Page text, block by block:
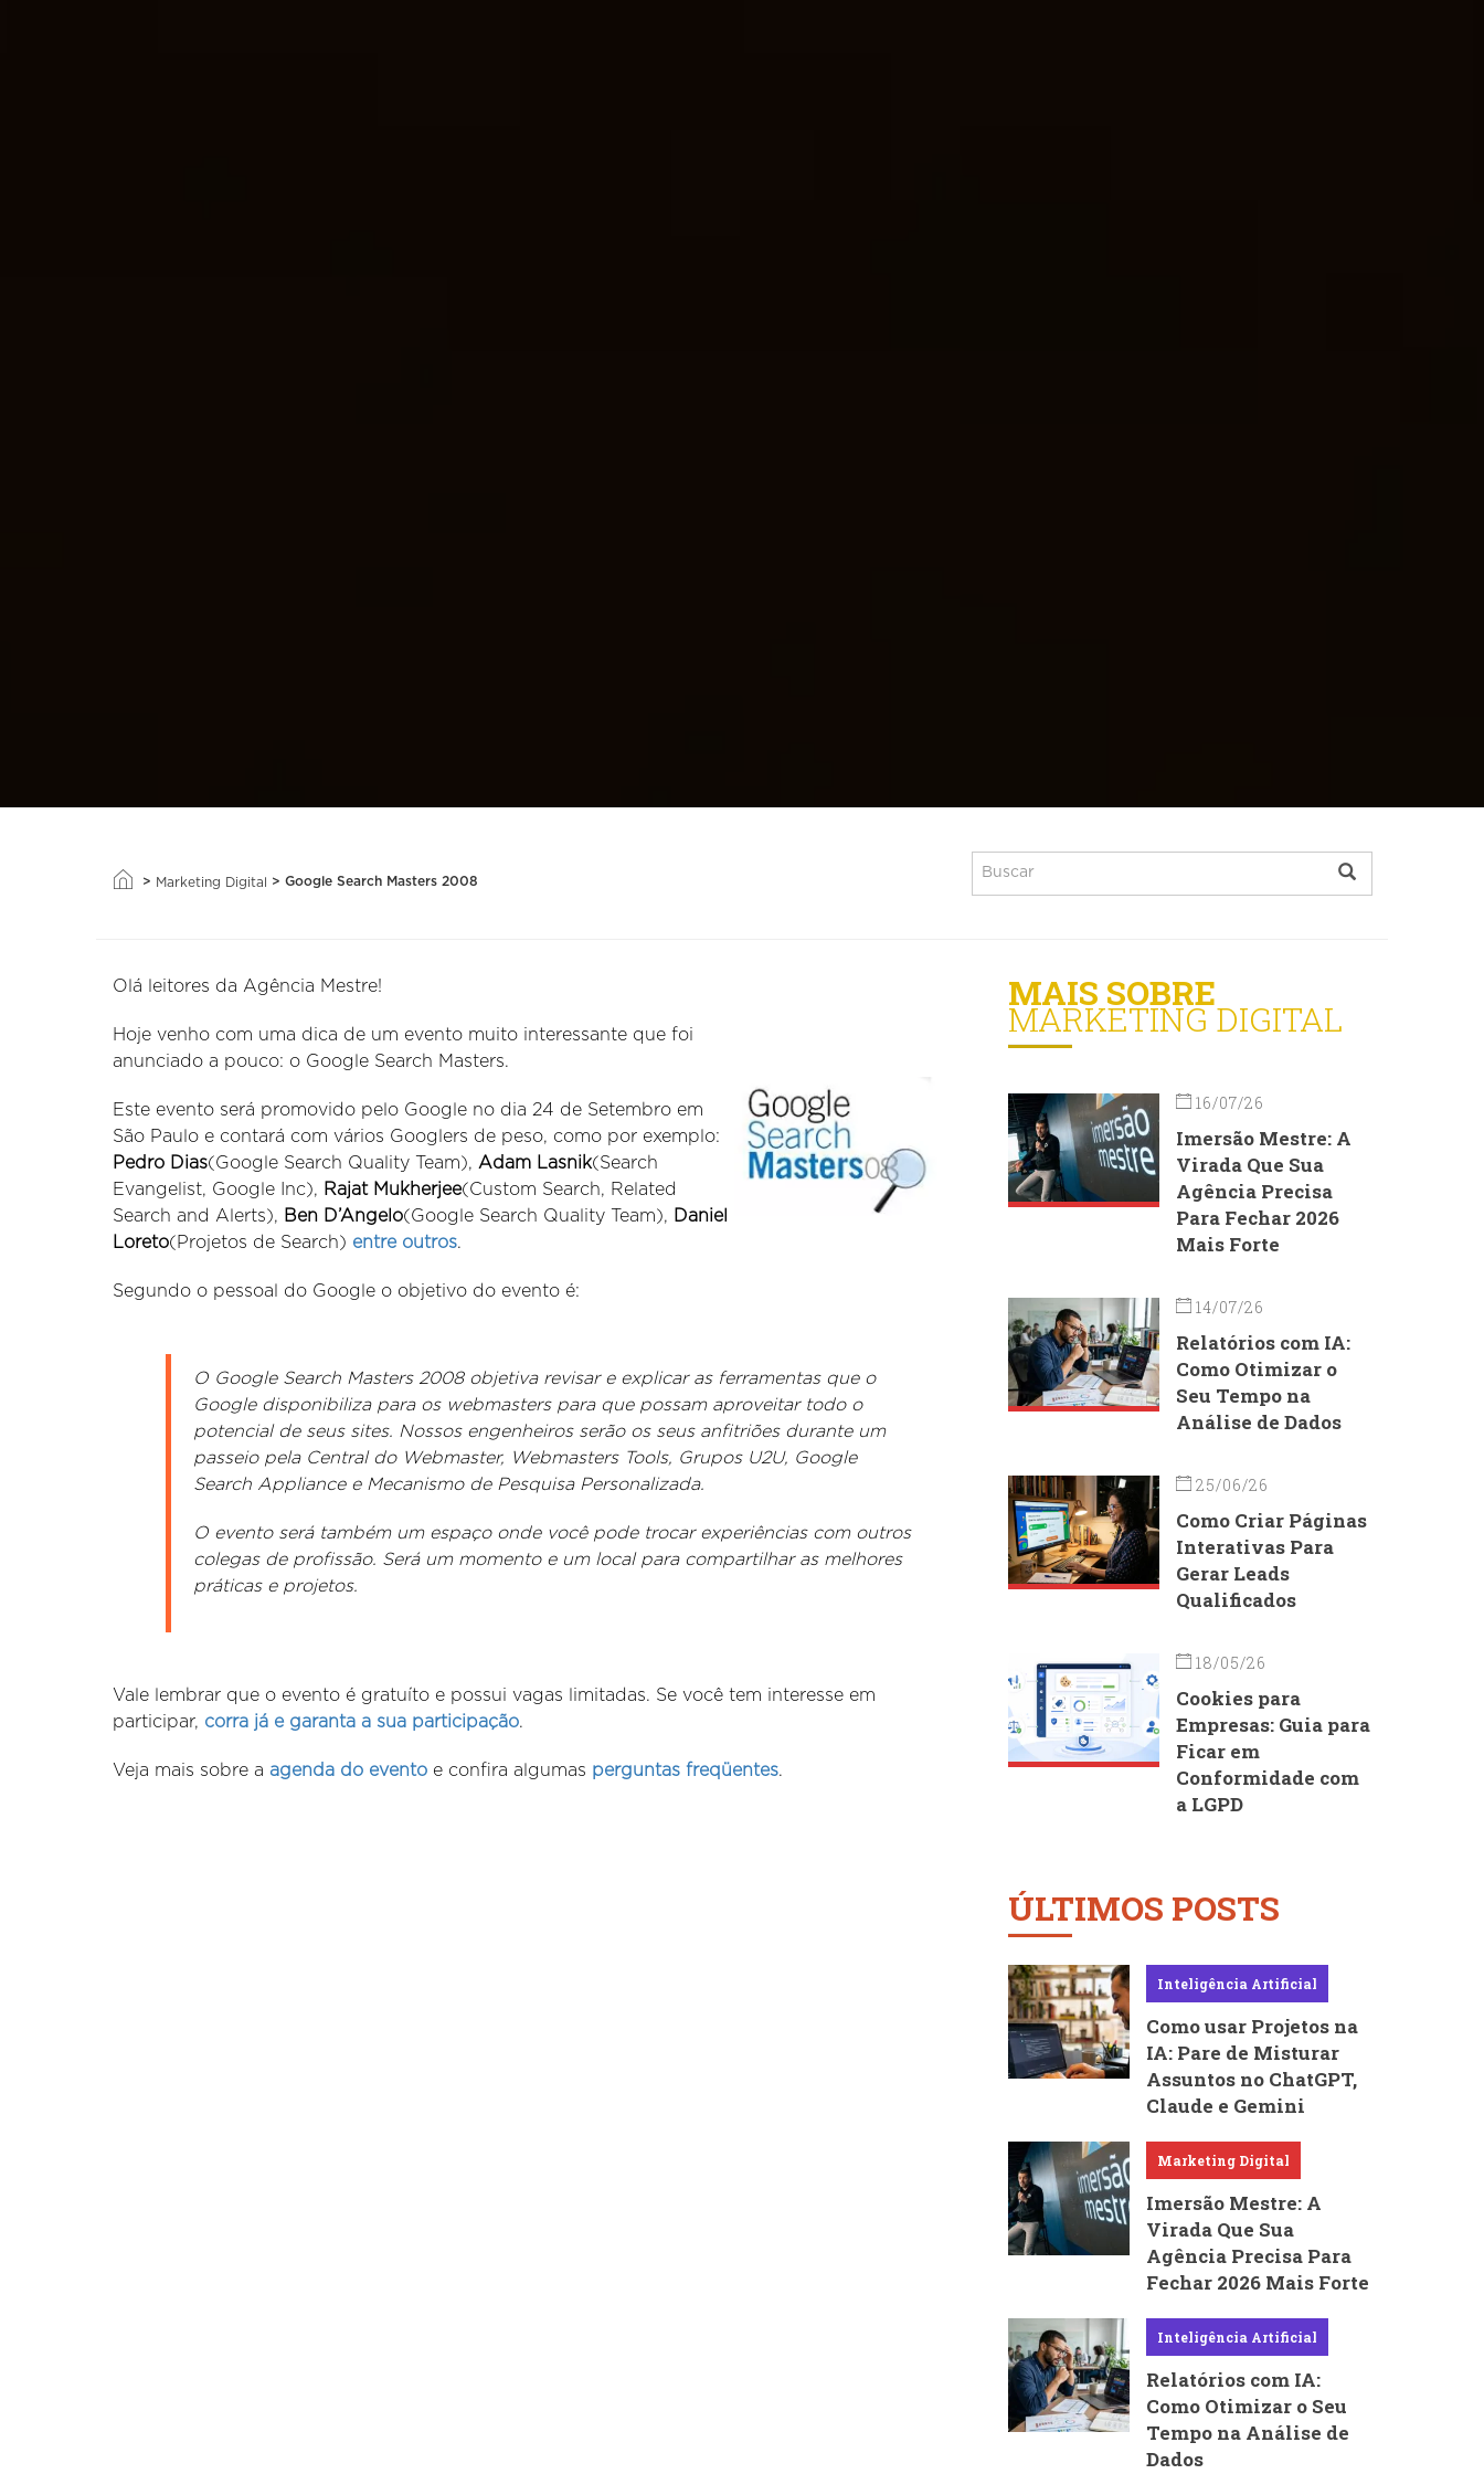
> Marketing Digital > Google Search Masters 2008
Olá leitores da Agência Mestre!
Hoje venho com uma dica de um evento muito interessante que foi
anunciado a pouco: o Google Search Masters.
Este evento será promovido pelo Google no dia 24 de Setembro em
São Paulo e contará com vários Googlers de peso, como por exemplo:
Pedro Dias(Google Search Quality Team), Adam Lasnik(Search
Evangelist, Google Inc), Rajat Mukherjee(Custom Search, Related
Search and Alerts), Ben D’Angelo(Google Search Quality Team), Daniel
Loreto(Projetos de Search) entre outros.
Segundo o pessoal do Google o objetivo do evento é:
O Google Search Masters 2008 objetiva revisar e explicar as ferramentas que o
Google disponibiliza para os webmasters para que possam aproveitar todo o
potencial de seus sites. Nossos engenheiros serão os seus anfitriões durante um
passeio pela Central do Webmaster, Webmasters Tools, Grupos U2U, Google
Search Appliance e Mecanismo de Pesquisa Personalizada.
O evento será também um espaço onde você pode trocar experiências com outros
colegas de profissão. Será um momento e um local para compartilhar as melhores
práticas e projetos.
Vale lembrar que o evento é gratuíto e possui vagas limitadas. Se você tem interesse em
participar, corra já e garanta a sua participação.
Veja mais sobre a agenda do evento e confira algumas perguntas freqüentes.
MAIS SOBRE
MARKETING DIGITAL
16/07/26
Imersão Mestre: A
Virada Que Sua
Agência Precisa
Para Fechar 2026
Mais Forte
14/07/26
Relatórios com IA:
Como Otimizar o
Seu Tempo na
Análise de Dados
25/06/26
Como Criar Páginas
Interativas Para
Gerar Leads
Qualificados
18/05/26
Cookies para
Empresas: Guia para
Ficar em
Conformidade com
a LGPD
ÚLTIMOS POSTS
Inteligência Artificial
Como usar Projetos na
IA: Pare de Misturar
Assuntos no ChatGPT,
Claude e Gemini
Marketing Digital
Imersão Mestre: A
Virada Que Sua
Agência Precisa Para
Fechar 2026 Mais Forte
Inteligência Artificial
Relatórios com IA:
Como Otimizar o Seu
Tempo na Análise de
Dados